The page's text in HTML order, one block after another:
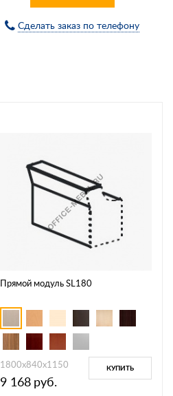
Сделать заказ по телефону
Прямой модуль SL180
1800x840x1150
9 168 руб.
КУПИТЬ